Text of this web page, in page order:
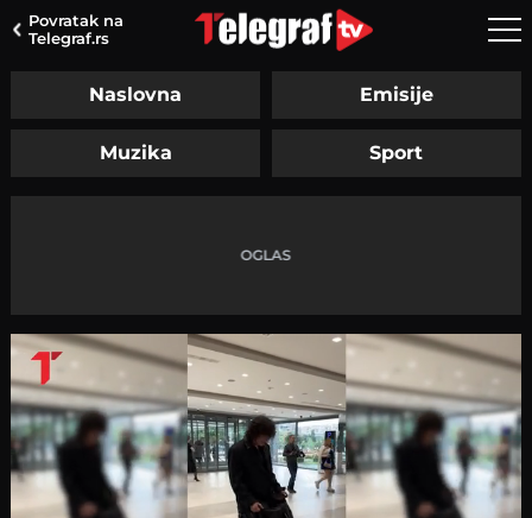
Povratak na
Telegraf.rs
Naslovna Emisije
Muzika Sport